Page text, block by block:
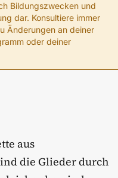
Bildungszwecken und
dar. Konsultiere immer
Änderungen an deiner
oder deiner
aus
die Glieder durch